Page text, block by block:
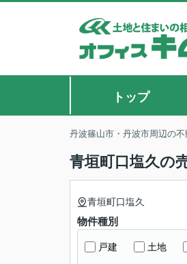
トップ
丹波篠山市・丹波市周辺の
青垣町口塩久の
青垣町口塩久
物件種別
戸建 土地